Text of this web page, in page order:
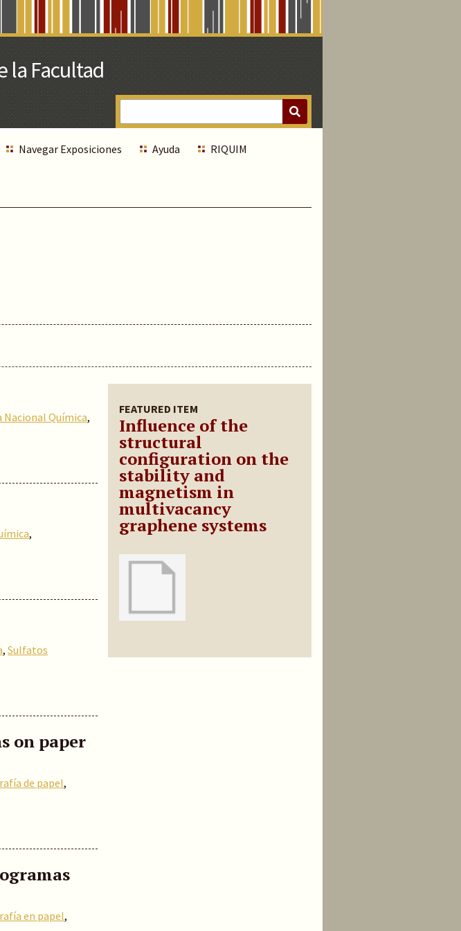
Navegar Exposiciones Ayuda RIQUIM
FEATURED ITEM
Influence of the
structural
configuration on the
stability and
magnetism in
multivacancy
graphene systems
Química,
,
, Sulfatos
on paper
de papel,
en papel,